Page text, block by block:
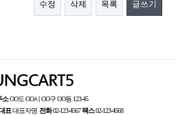
수정 삭제 목록 글쓰기
소OO도 OO시 OO구 OO동 123-45
표대표자명 전화02-123-4567 팩스02-123-4568